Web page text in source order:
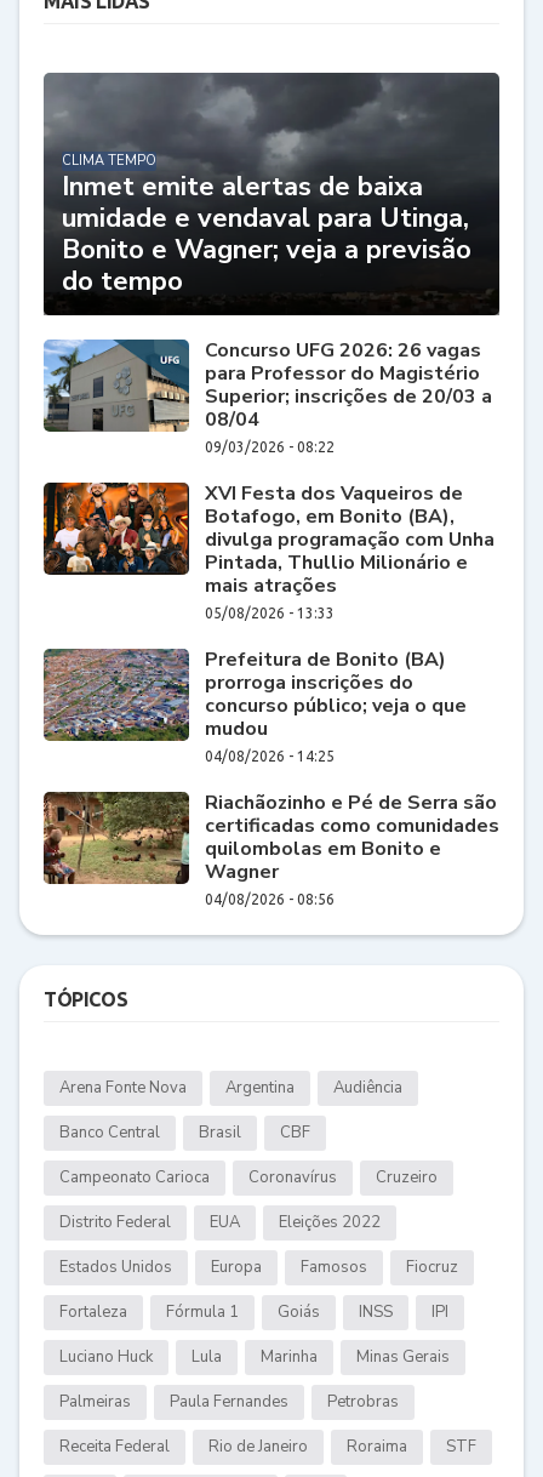
CLIMA TEMPO
Inmet emite alertas de baixa
umidade e vendaval para Utinga,
Bonito e Wagner; veja a previsão
do tempo
Concurso UFG 2026: 26 vagas
para Professor do Magistério
Superior; inscrições de 20/03 a
08/04
09/03/2026 - 08:22
XVI Festa dos Vaqueiros de
Botafogo, em Bonito (BA),
divulga programação com Unha
Pintada, Thullio Milionário e
mais atrações
05/08/2026 - 13:33
Prefeitura de Bonito (BA)
prorroga inscrições do
concurso público; veja o que
mudou
04/08/2026 - 14:25
Riachãozinho e Pé de Serra são
certificadas como comunidades
quilombolas em Bonito e
Wagner
04/08/2026 - 08:56
TÓPICOS
Arena Fonte Nova Argentina Audiência
Banco Central Brasil CBF
Campeonato Carioca Coronavírus Cruzeiro
Distrito Federal EUA Eleições 2022
Estados Unidos Europa Famosos Fiocruz
Fortaleza Fórmula 1 Goiás INSS IPI
Luciano Huck Lula Marinha Minas Gerais
Palmeiras Paula Fernandes Petrobras
Receita Federal Rio de Janeiro Roraima STF